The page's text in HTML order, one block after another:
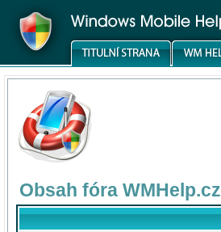
Obsah fóra WMHelp.cz